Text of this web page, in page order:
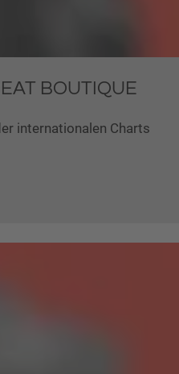
BOUTIQUE
internationalen Charts